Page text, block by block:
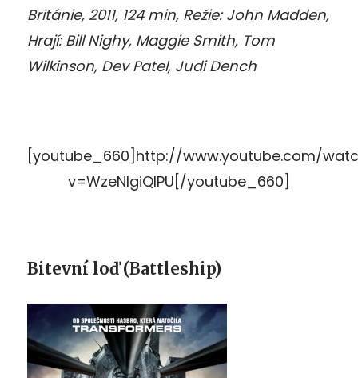
Británie, 2011, 124 min, Režie: John Madden,
Hrají: Bill Nighy, Maggie Smith, Tom
Wilkinson, Dev Patel, Judi Dench
[youtube_660]http://www.youtube.com/
v=WzeNIgiQlPU[/youtube_660]
Bitevní loď (Battleship)